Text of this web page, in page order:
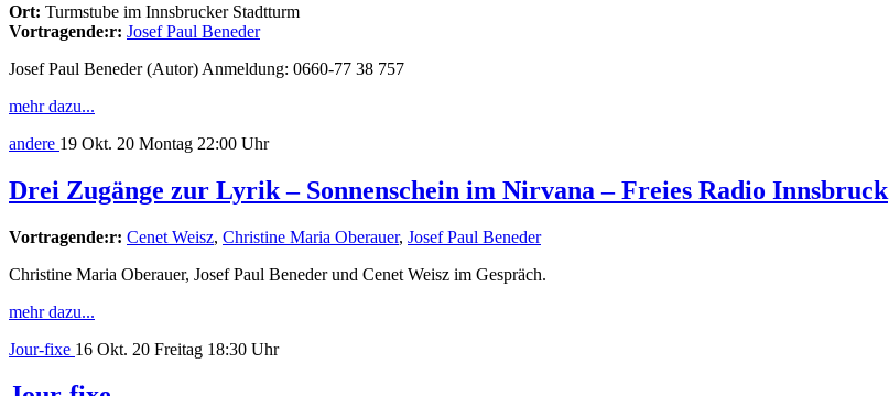
Ort: Turmstube im Innsbrucker Stadtturm
Vortragende:r: Josef Paul Beneder
Josef Paul Beneder (Autor) Anmeldung: 0660-77 38 757
mehr dazu...
andere 19 Okt. 20 Montag 22:00 Uhr
Drei Zugänge zur Lyrik – Sonnenschein im Nirvana – Freies Radio Innsbruck
Vortragende:r: Cenet Weisz, Christine Maria Oberauer, Josef Paul Beneder
Christine Maria Oberauer, Josef Paul Beneder und Cenet Weisz im Gespräch.
mehr dazu...
Jour-fixe 16 Okt. 20 Freitag 18:30 Uhr